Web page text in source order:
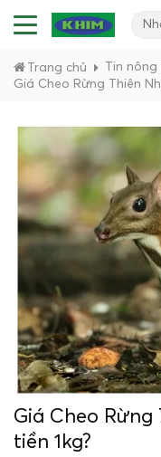
Trang chủ
Tin
Giá Cheo Rừng Thiên
Giá Cheo Rừng
tiền 1kg?